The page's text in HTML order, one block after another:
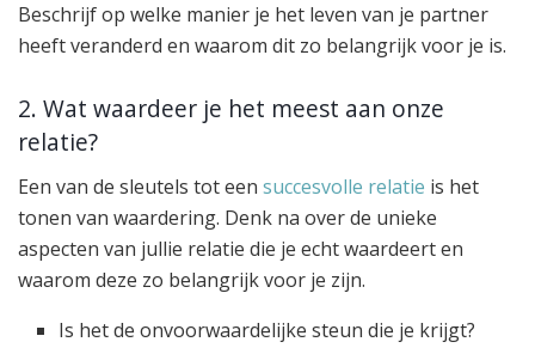
Beschrijf op welke manier je het leven van je partner
heeft veranderd en waarom dit zo belangrijk voor je is.
2. Wat waardeer je het meest aan onze
relatie?
Een van de sleutels tot een succesvolle relatie is het
tonen van waardering. Denk na over de unieke
aspecten van jullie relatie die je echt waardeert en
waarom deze zo belangrijk voor je zijn.
Is het de onvoorwaardelijke steun die je krijgt?